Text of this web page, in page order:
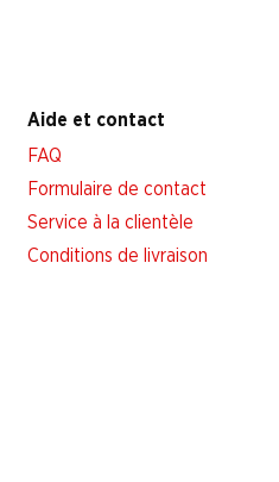
Aide et contact
FAQ
Formulaire de contact
Service à la clientèle
Conditions de livraison